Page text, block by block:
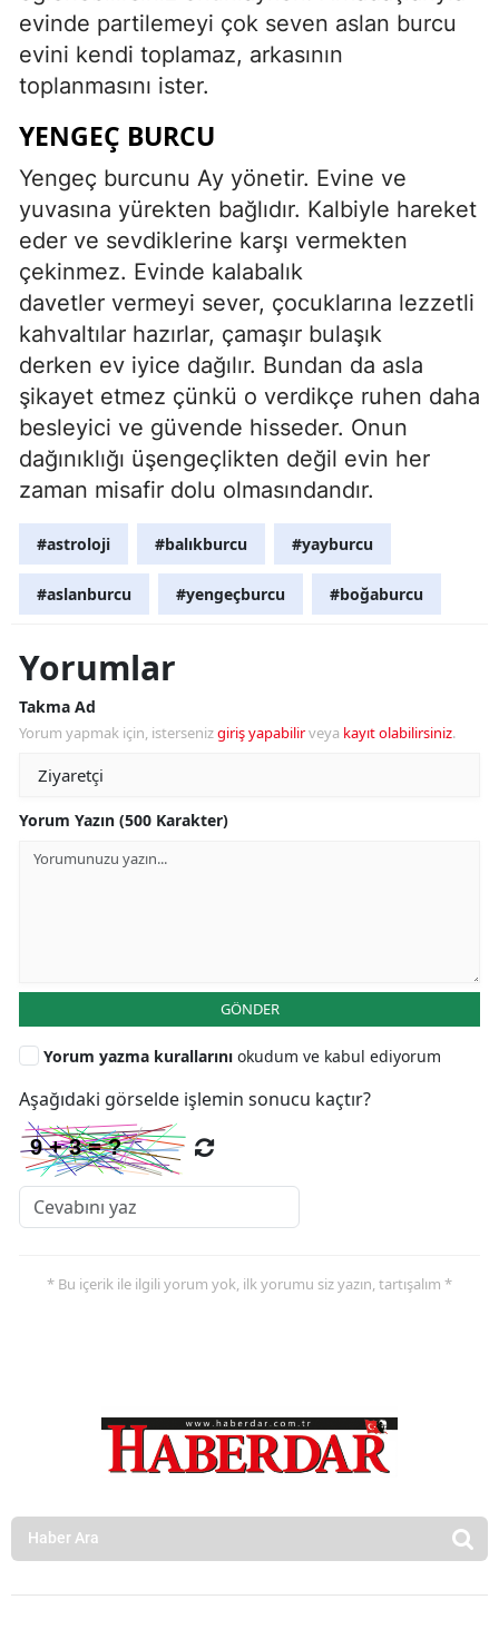
evinde partilemeyi çok seven aslan burcu
evini kendi toplamaz, arkasının
toplanmasını ister.
YENGEÇ BURCU
Yengeç burcunu Ay yönetir. Evine ve
yuvasına yürekten bağlıdır. Kalbiyle hareket
eder ve sevdiklerine karşı vermekten
çekinmez. Evinde kalabalık
davetler vermeyi sever, çocuklarına lezzetli
kahvaltılar hazırlar, çamaşır bulaşık
derken ev iyice dağılır. Bundan da asla
şikayet etmez çünkü o verdikçe ruhen daha
besleyici ve güvende hisseder. Onun
dağınıklığı üşengeçlikten değil evin her
zaman misafir dolu olmasındandır.
#astroloji #balıkburcu #yayburcu
#aslanburcu #yengeçburcu #boğaburcu
Yorumlar
Takma Ad
Yorum yapmak için, istersenizgiriş yapabilirveya kayıt olabilirsiniz.
Yorum Yazın (500 Karakter)
GÖNDER
Yorum yazma kurallarını okudum ve kabul ediyorum
Aşağıdaki görselde işlemin sonucu kaçtır?
* Bu içerik ile ilgili yorum yok, ilk yorumu siz yazın, tartışalım *